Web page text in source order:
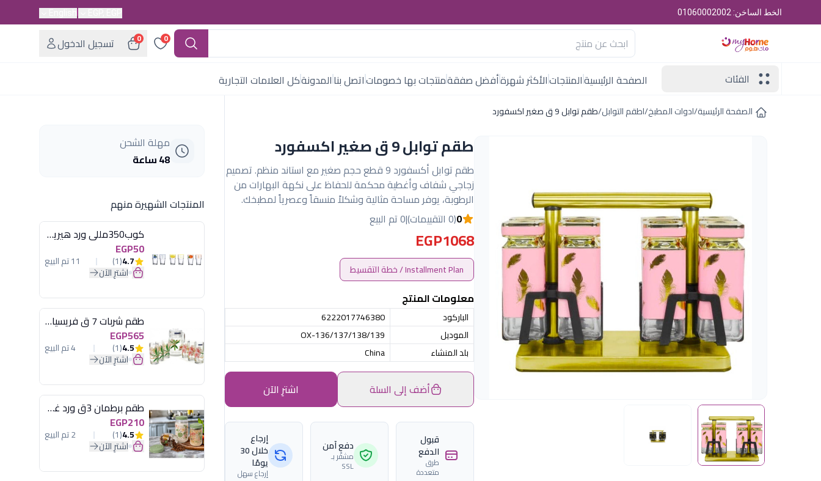
الخط الساخن: 01060002002
0
0
تسجيل الدخول
الفئات
الصفحة الرئيسيةالمنتجاتالأكثر شهرةأفضل صفقةمنتجات بها خصوماتاتصل بناالمدونةكل العلامات التجارية
الصفحة الرئيسية/ادوات المطبخ/اطقم التوابل/طقم توابل 9 ق صغير اكسفورد
طقم توابل 9 ق صغير اكسفورد
طقم توابل أكسفورد 9 قطع حجم صغير مع استاند منظم. تصميم
زجاجي شفاف وأغطية محكمة للحفاظ على نكهة البهارات من
الرطوبة، يوفر مساحة مثالية وشكلاً منسقاً وعصرياً لمطبخك.
0(0 التقييمات) |0 تم البيع
EGP1068
Installment Plan / خطة التقسيط
معلومات المنتج
الباركود
6222017746380
الموديل
OX-136/137/138/139
بلد المنشاء
China
أضف إلى السلة اشترِ الآن
قبول
الدفع
طرق
متعددة
دفع آمن
مشفّر بـ
SSL
إرجاع
خلال 30
يومًا
إرجاع سهل
مهلة الشحن
48 ساعة
المنتجات الشهيرة منهم
كوب350مللى ورد هيريفين
EGP50
4.7
(1) 11 تم البيع
اشترِ الآن
طقم شربات 7 ق فريسيا لومينارك
EGP565
4.5
(1) 4 تم البيع
اشترِ الآن
طقم برطمان 3ق ورد غطاء مينت جرين هيريفين
EGP210
4.5
(1) 2 تم البيع
اشترِ الآن